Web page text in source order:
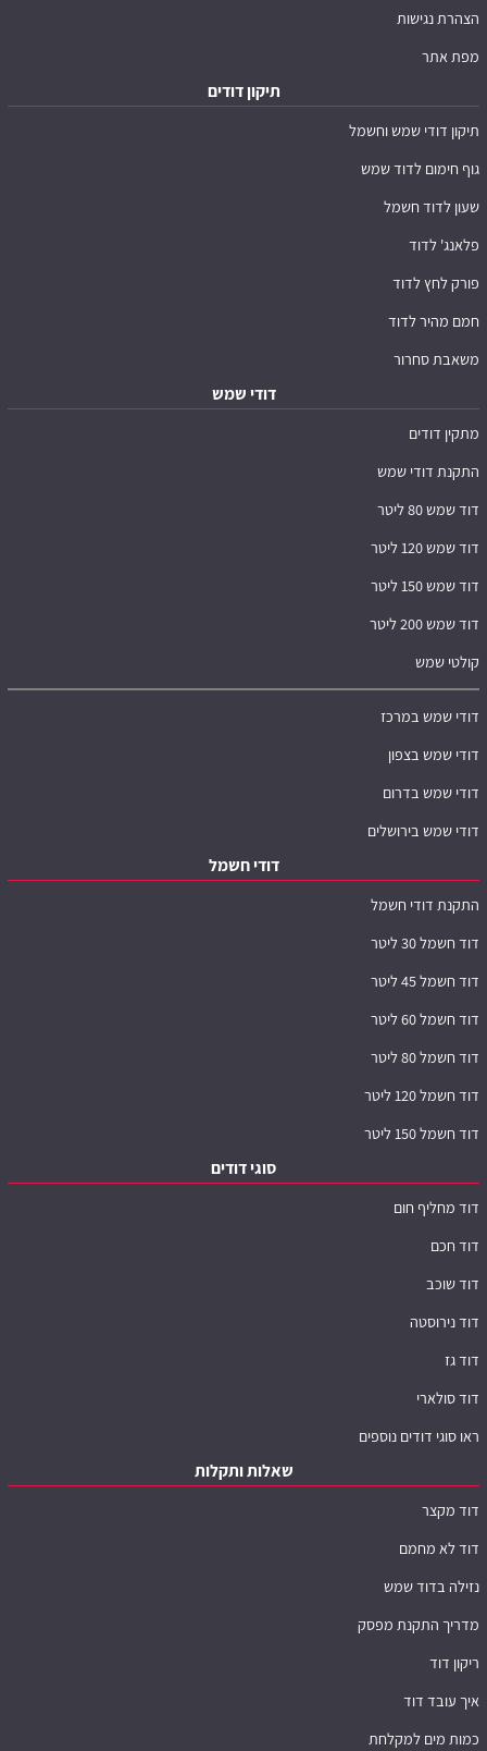
הצהרת נגישות
מפת אתר
תיקון דודים
תיקון דודי שמש וחשמל
גוף חימום לדוד שמש
שעון לדוד חשמל
פלאנג' לדוד
פורק לחץ לדוד
חמם מהיר לדוד
משאבת סחרור
דודי שמש
מתקין דודים
התקנת דודי שמש
דוד שמש 80 ליטר
דוד שמש 120 ליטר
דוד שמש 150 ליטר
דוד שמש 200 ליטר
קולטי שמש
דודי שמש במרכז
דודי שמש בצפון
דודי שמש בדרום
דודי שמש בירושלים
דודי חשמל
התקנת דודי חשמל
דוד חשמל 30 ליטר
דוד חשמל 45 ליטר
דוד חשמל 60 ליטר
דוד חשמל 80 ליטר
דוד חשמל 120 ליטר
דוד חשמל 150 ליטר
סוגי דודים
דוד מחליף חום
דוד חכם
דוד שוכב
דוד נירוסטה
דוד גז
דוד סולארי
ראו סוגי דודים נוספים
שאלות ותקלות
דוד מקצר
דוד לא מחמם
נזילה בדוד שמש
מדריך התקנת מפסק
ריקון דוד
איך עובד דוד
כמות מים למקלחת